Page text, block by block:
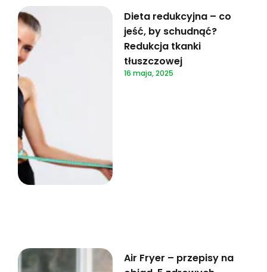
Dieta redukcyjna – co
jeść, by schudnąć?
Redukcja tkanki
tłuszczowej
16 maja, 2025
Air Fryer – przepisy na